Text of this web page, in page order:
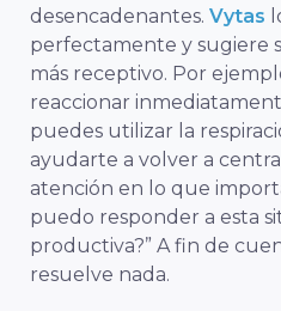
desencadenantes. Vytas
perfectamente y sugiere
más receptivo. Por
reaccionar
puedes utilizar la
ayudarte a volver a
atención en lo que
puedo responder a esta
productiva?” A fin de
resuelve nada.